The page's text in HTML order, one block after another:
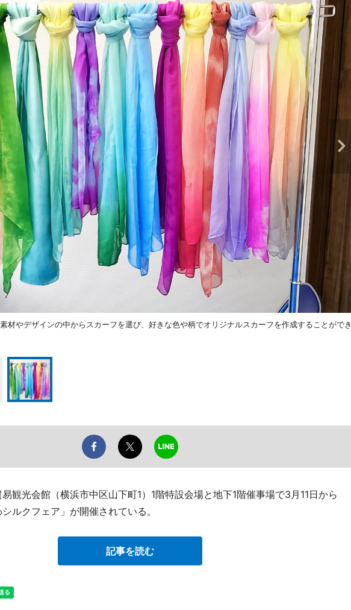
材やデザインの中からスカーフを選び、好きな色や柄でオリジナルスカーフを作成することができ
観光会館（横浜市中区山下町1）1階特設会場と地下1階催事場で3月11日から
ルクフェア」が開催されている。
記事を読む